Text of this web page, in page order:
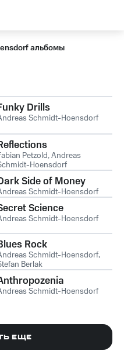
альбомы
Drills
Schmidt-Hoensdorf
Petzold,Andreas
Hoensdorf
Side of Money
Schmidt-Hoensdorf
Science
Schmidt-Hoensdorf
Rock
Schmidt-Hoensdorf,
Berlak
Schmidt-Hoensdorf
ЕЩЕ